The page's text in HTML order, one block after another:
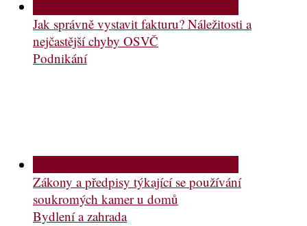
Jak správně vystavit fakturu? Náležitosti a
nejčastější chyby OSVČ
Podnikání
Zákony a předpisy týkající se používání
soukromých kamer u domů
Bydlení a zahrada